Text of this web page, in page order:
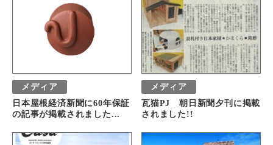
メディア
日本屋根経済新聞に60年保証
の記事が掲載されました...
メディア
瓦猫PJ 朝日新聞夕刊に掲載
されました!!